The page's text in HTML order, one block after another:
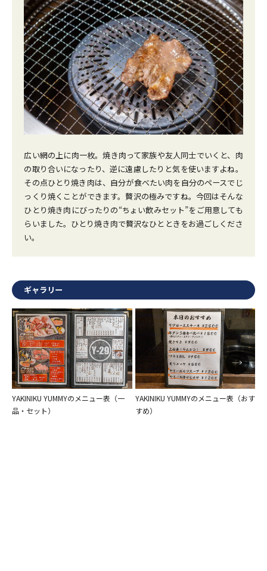
広い網の上に肉一枚。焼き肉って家族や友人同士でいくと、肉
の取り合いになったり、逆に遠慮したりと気を使いますよね。
その点ひとり焼き肉は、自分が食べたい肉を自分のペースでじ
っくり焼くことができます。贅沢の極みですね。今回はそんな
ひとり焼き肉にびったりの“ちょい飲みセット”をご用意しても
らいました。ひとり焼き肉で贅沢なひとときをお過ごしくださ
い。
ギャラリー
YAKINIKU YUMMYのメニュー表（一
品・セット）
YAKINIKU YUMMYのメニュー表（おす
すめ）